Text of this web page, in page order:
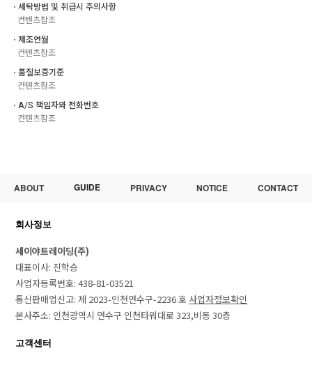
ㆍ세탁방법 및 취급시 주의사항
컨텐츠참조
ㆍ제조연월
컨텐츠참조
ㆍ품질보증기준
컨텐츠참조
ㆍA/S 책임자와 전화번호
컨텐츠참조
ABOUT GUIDE PRIVACY NOTICE CONTACT
회사정보
세이야트레이딩(주)
대표이사: 진학승
사업자등록번호: 438-81-03521
통신판매업신고: 제 2023-인천연수구-2236 호 사업자정보확인
본사주소: 인천광역시 연수구 인천타워대로 323,비동 30층
고객센터